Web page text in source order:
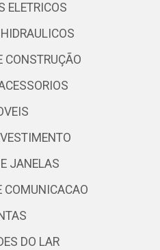
ELETRICOS
CONSTRUÇÃO
JANELAS
COMUNICACAO
DO LAR